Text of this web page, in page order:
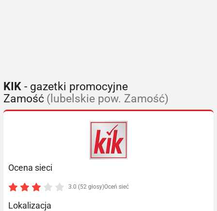
KIK - gazetki promocyjne
Zamość (lubelskie pow. Zamość)
Ocena sieci
3.0 (52 głosy)Oceń sieć
Lokalizacja